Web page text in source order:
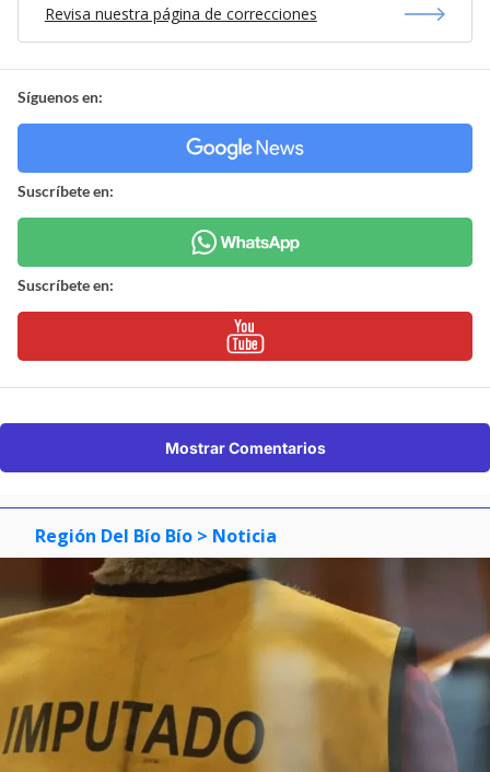
Revisa nuestra página de correcciones
Síguenos en:
Suscríbete en:
Suscríbete en:
Mostrar Comentarios
Región Del Bío Bío > Noticia